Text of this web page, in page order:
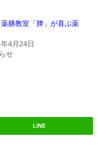
膳教室「脾」が喜ぶ薬
4月24日
せ
LINE